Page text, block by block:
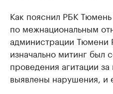
Как пояснил РБК
по межнациональным
администрации Тюмени
изначально митинг был
проведения агитации
выявлены нарушения, и